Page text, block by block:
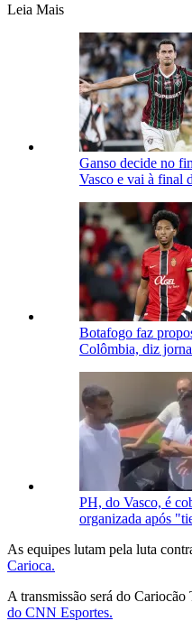
Leia Mais
Ganso decide no
Vasco e vai à final
Botafogo faz
Colômbia, diz
PH, do Vasco, é
organizada após
As equipes lutam pela luta
Carioca.
A transmissão será do
do CNN Esportes.